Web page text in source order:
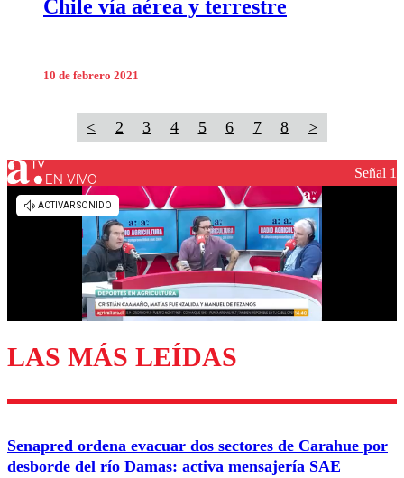
Chile vía aérea y terrestre
10 de febrero 2021
< 2 3 4 5 6 7 8 >
EN VIVO Señal 1
LAS MÁS LEÍDAS
Senapred ordena evacuar dos sectores de Carahue por
desborde del río Damas: activa mensajería SAE